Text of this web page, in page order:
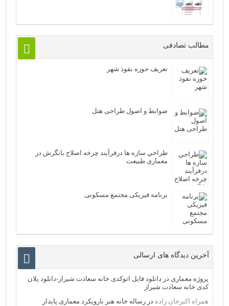
مطالب تصادفی
تعریف حوزه نفوذ شهر
ضوابط و اصول طراحی هتل
طراحي سازه ها درفرآیند چرخه اصلاح بانگرش در
معماری طبیعت
برنامه فیزیکی مجتمع مسکونی
آخرین دیدگاه های ارسالی
پروژه معماری در دانلود فایل اتوکدی خانه سعادت شیراز-دانلود پلان
کدی خانه سعادت شیراز
همراه اکبرخان زاده دررساله خانه هنر بارویکرد معماری پایدار